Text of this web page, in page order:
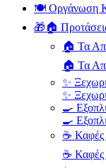
🍽️ Οργάνωση
🎁🏠
🏠 Τα
🏠 Τα
✨
✨
🍳
🍳
☕ Καφές
☕ Καφές